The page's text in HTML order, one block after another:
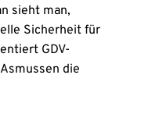
sieht man,
Sicherheit für
GDV-
die